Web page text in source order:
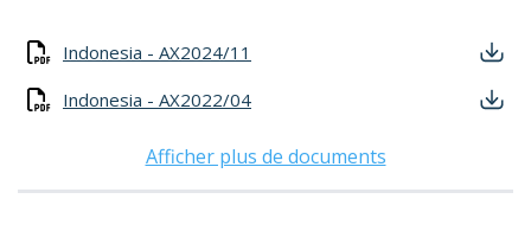
Indonesia - AX2024/11
Indonesia - AX2022/04
Afficher plus de documents